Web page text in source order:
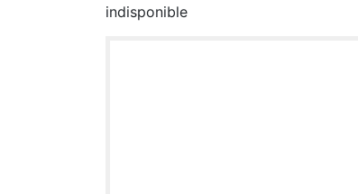
indisponible